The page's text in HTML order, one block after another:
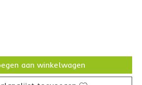
aan winkelwagen